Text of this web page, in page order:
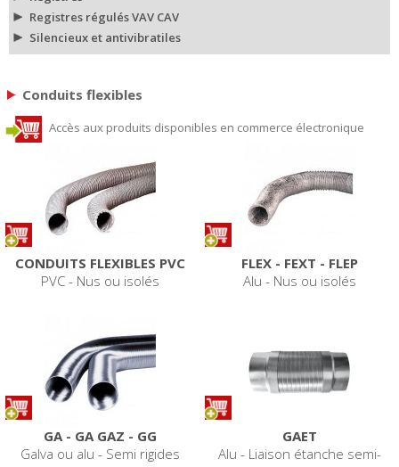
Registres régulés VAV CAV
Silencieux et antivibratiles
Conduits flexibles
Accès aux produits disponibles en commerce électronique
CONDUITS FLEXIBLES PVC
PVC - Nus ou isolés
FLEX - FEXT - FLEP
Alu - Nus ou isolés
GA - GA GAZ - GG
Galva ou alu - Semi rigides
GAET
Alu - Liaison étanche semi-